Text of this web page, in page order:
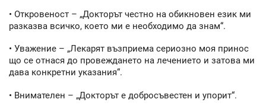
• Откровеност – „Докторът честно на обикновен език ми
разказва всичко, което ми е необходимо да знам“.
• Уважение – „Лекарят възприема сериозно моя принос
що се отнася до провеждането на лечението и затова ми
дава конкретни указания“.
• Внимателен – „Докторът е добросъвестен и упорит“.